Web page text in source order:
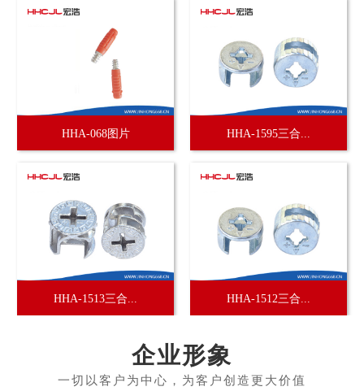
HHA-068图片 HHA-1595三合...
HHA-1513三合... HHA-1512三合...
企业形象